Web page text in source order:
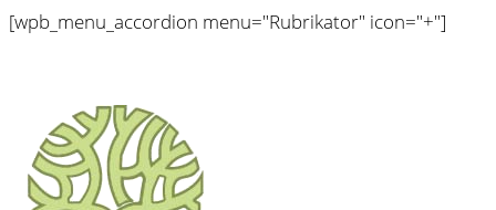
[wpb_menu_accordion menu="Rubrikator" icon="+"]